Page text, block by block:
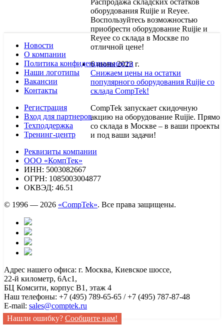
Распродажа складских остатков
оборудования Ruijie и Reyee.
Воспользуйтесь возможностью
приобрести оборудование Ruijie и
Reyee со склада в Москве по
отличной цене!
6 июня 2023 г.
Снижаем цены на остатки
популярного оборудования Ruijie со
склада CompTek!
CompTek запускает скидочную
акцию на оборудование Ruijie. Прямо
со склада в Москве – в ваши проекты
и под ваши задачи!
Новости
О компании
Политика конфиденциальности
Наши логотипы
Вакансии
Контакты
Регистрация
Вход для партнеров
Техподдержка
Тренинг-центр
Реквизиты компании
ООО «КомпТек»
ИНН: 5003082667
ОГРН: 1085003004877
ОКВЭД: 46.51
© 1996 — 2026 «CompTek». Все права защищены.
Адрес нашего офиса: г. Москва, Киевское шоссе,
22-й километр, 6Ас1,
БЦ Комсити, корпус B1, этаж 4
Наш телефоны: +7 (495) 789-65-65 / +7 (495) 787-87-48
E-mail: sales@comptek.ru
Нашли ошибку? Сообщите нам!